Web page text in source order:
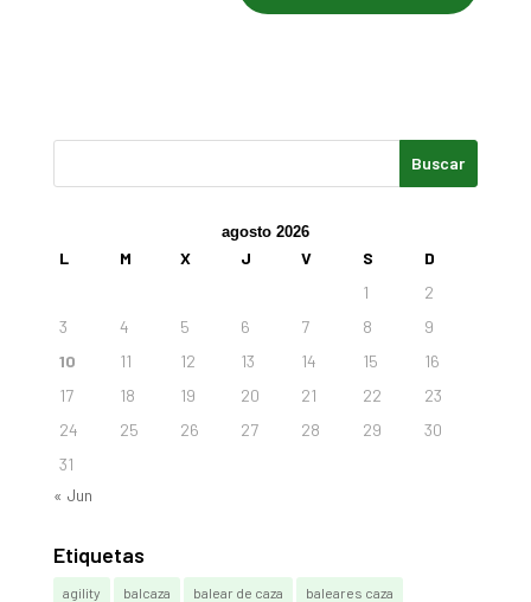
agosto 2026
L M X J V S
D
1
2
3
4 5 6 7 8
9
10
11 12 13 14 15
16
17
18 19 20 21 22
23
24
25 26 27 28 29
30
31
« Jun
Etiquetas
agility balcaza balear de caza baleares caza